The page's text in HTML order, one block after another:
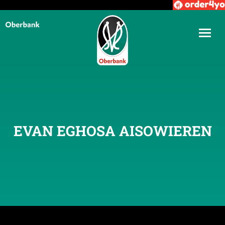
EVAN EGHOSA AISOWIEREN